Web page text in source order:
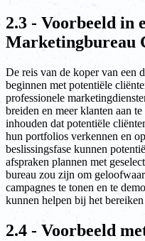
2.3 - Voorbeeld in
Marketingbureau
De reis van de koper van een
beginnen met potentiële
professionele
breiden en meer klanten aan
inhouden dat potentiële
hun portfolios verkennen en
beslissingsfase kunnen
afspraken plannen met
bureau zou zijn om
campagnes te tonen en te
kunnen helpen bij het
2.4 - Voorbeeld